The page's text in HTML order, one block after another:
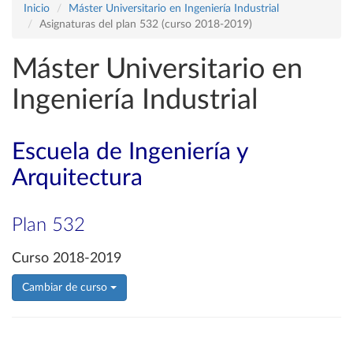
Inicio
Máster Universitario en Ingeniería Industrial
Asignaturas del plan 532 (curso 2018-2019)
Máster Universitario en
Ingeniería Industrial
Escuela de Ingeniería y
Arquitectura
Plan 532
Curso 2018-2019
Cambiar de curso